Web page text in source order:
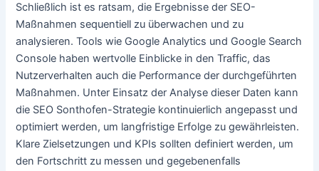
Schließlich ist es ratsam, die Ergebnisse der SEO-
Maßnahmen sequentiell zu überwachen und zu
analysieren. Tools wie Google Analytics und Google Search
Console haben wertvolle Einblicke in den Traffic, das
Nutzerverhalten auch die Performance der durchgeführten
Maßnahmen. Unter Einsatz der Analyse dieser Daten kann
die SEO Sonthofen-Strategie kontinuierlich angepasst und
optimiert werden, um langfristige Erfolge zu gewährleisten.
Klare Zielsetzungen und KPIs sollten definiert werden, um
den Fortschritt zu messen und gegebenenfalls